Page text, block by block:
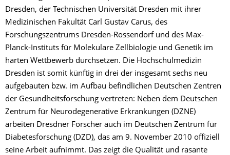
Dresden, der Technischen Universität Dresden mit ihrer
Medizinischen Fakultät Carl Gustav Carus, des
Forschungszentrums Dresden-Rossendorf und des Max-
Planck-Instituts für Molekulare Zellbiologie und Genetik im
harten Wettbewerb durchsetzen. Die Hochschulmedizin
Dresden ist somit künftig in drei der insgesamt sechs neu
aufgebauten bzw. im Aufbau befindlichen Deutschen Zentren
der Gesundheitsforschung vertreten: Neben dem Deutschen
Zentrum für Neurodegenerative Erkrankungen (DZNE)
arbeiten Dresdner Forscher auch im Deutschen Zentrum für
Diabetesforschung (DZD), das am 9. November 2010 offiziell
seine Arbeit aufnimmt. Das zeigt die Qualität und rasante